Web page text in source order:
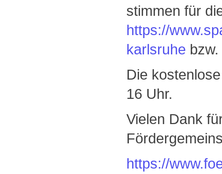
stimmen für
https://
karlsruhe bzw.
Die
16 Uhr.
Vielen Dank
https://